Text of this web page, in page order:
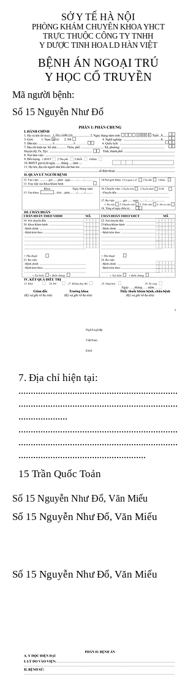
SỞ Y TẾ HÀ NỘI
PHÒNG KHÁM CHUYÊN KHOA YHCT
TRỰC THUỘC CÔNG TY TNHH
Y DƯỢC TINH HOA LD HÀN VIỆT
BỆNH ÁN NGOẠI TRÚ
Y HỌC CỔ TRUYỀN
Mã người bệnh:
Số 15 Nguyễn Như Đổ
1. Họ và tên (In
hoa):
1 9 9 5
8
8
X
X
Nghề nghiệp
Việt Nam
Kinh
7. Địa chỉ hiện tại:
.................................................................
.................................................................
....................
.................................................................
.................................................................
....................................................
15 Trần Quốc Toản
Số 15 Nguyễn Như Đổ, Văn Miếu
Số 15 Nguyễn Như Đổ, Văn Miếu
Số 15 Nguyễn Như Đổ, Văn Miếu